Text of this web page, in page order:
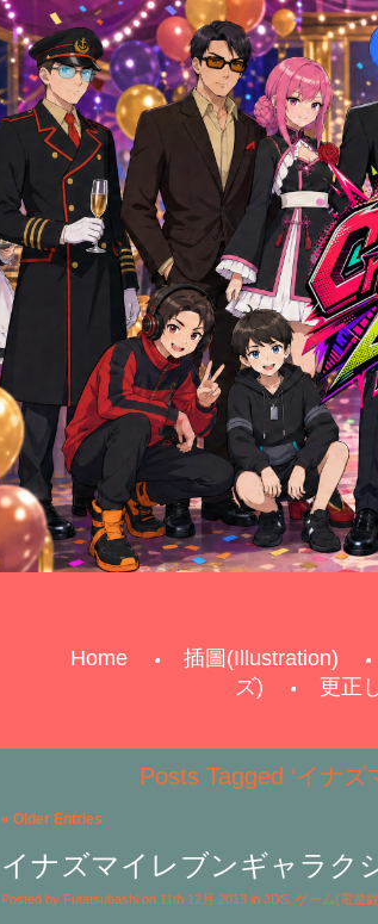
Home 插圖(Illustration)
ズ)
更正
Posts Tagged ‘イナズ
« Older Entries
イナズマイレブンギャラク
Posted by Futatsubashi on 11th 12月 2013 in 3DS ゲーム(電遊